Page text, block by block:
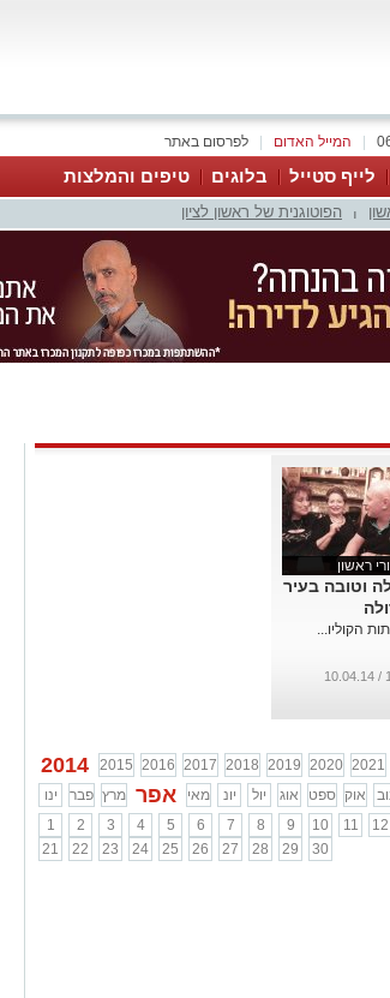
לפרסום באתר המייל האדום
לייף סטייל בלוגים טיפים והמלצות
הפוטוגנית של ראשון לציון
ראשון
וטובה בעיר
הקוליו...
2014 2015 2016 2017 2018 2019 2020 2021
ינו
פבר מרץ אפר מאי יונ יול אוג ספט אוק
1
2 3 4 5 6 7 8 9 10 11 12
21
22 23 24 25 26 27 28 29 30